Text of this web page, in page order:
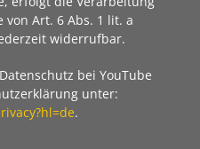
Art. 6 Abs. 1 lit. a
widerrufbar.
bei YouTube
unter:
.